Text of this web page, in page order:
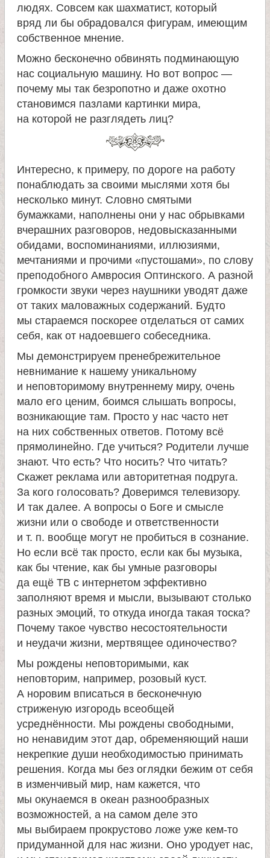
л
и
о
н
а
а
н
и
ц
ы
К
а
н
е
в
к
о
й
людях. Совсем как шахматист, который
вряд ли бы обрадовался фигурам, имеющим
собственное мнение.
Можно бесконечно обвинять подминающую
нас социальную машину. Но вот вопрос —
почему мы так безропотно и даже охотно
становимся пазлами картинки мира,
на которой не разглядеть лиц?
Интересно, к примеру, по дороге на работу
понаблюдать за своими мыслями хотя бы
несколько минут. Словно смятыми
бумажками, наполнены они у нас обрывками
вчерашних разговоров, недовысказанными
обидами, воспоминаниями, иллюзиями,
мечтаниями и прочими «пустошами», по слову
преподобного Амвросия Оптинского. А разной
громкости звуки через наушники уводят даже
от таких маловажных содержаний. Будто
мы стараемся поскорее отделаться от самих
себя, как от надоевшего собеседника.
Мы демонстрируем пренебрежительное
невнимание к нашему уникальному
и неповторимому внутреннему миру, очень
мало его ценим, боимся слышать вопросы,
возникающие там. Просто у нас часто нет
на них собственных ответов. Потому всё
прямолинейно. Где учиться? Родители лучше
знают. Что есть? Что носить? Что читать?
Скажет реклама или авторитетная подруга.
За кого голосовать? Доверимся телевизору.
И так далее. А вопросы о Боге и смысле
жизни или о свободе и ответственности
и т. п. вообще могут не пробиться в сознание.
Но если всё так просто, если как бы музыка,
как бы чтение, как бы умные разговоры
да ещё TВ с интернетом эффективно
заполняют время и мысли, вызывают столько
разных эмоций, то откуда иногда такая тоска?
Почему такое чувство несостоятельности
и неудачи жизни, мертвящее одиночество?
Мы рождены неповторимыми, как
неповторим, например, розовый куст.
А норовим вписаться в бесконечную
стриженую изгородь всеобщей
усреднённости. Мы рождены свободными,
но ненавидим этот дар, обременяющий наши
некрепкие души необходимостью принимать
решения. Когда мы без оглядки бежим от себя
в изменчивый мир, нам кажется, что
мы окунаемся в океан разнообразных
возможностей, а на самом деле это
мы выбираем прокрустово ложе уже кем-то
придуманной для нас жизни. Оно уродует нас,